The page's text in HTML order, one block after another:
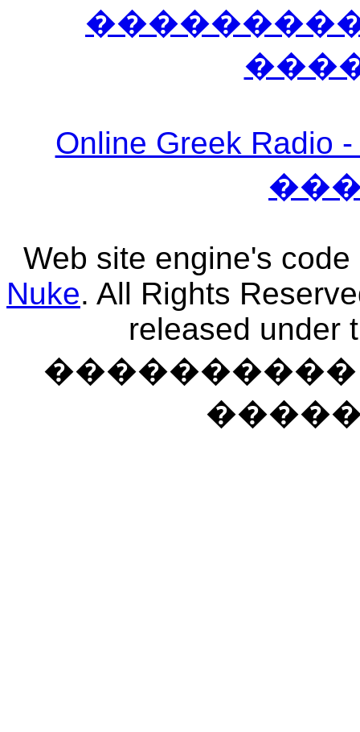
Online Greek
Web site engine's
Nuke. All Rights
released under
����������